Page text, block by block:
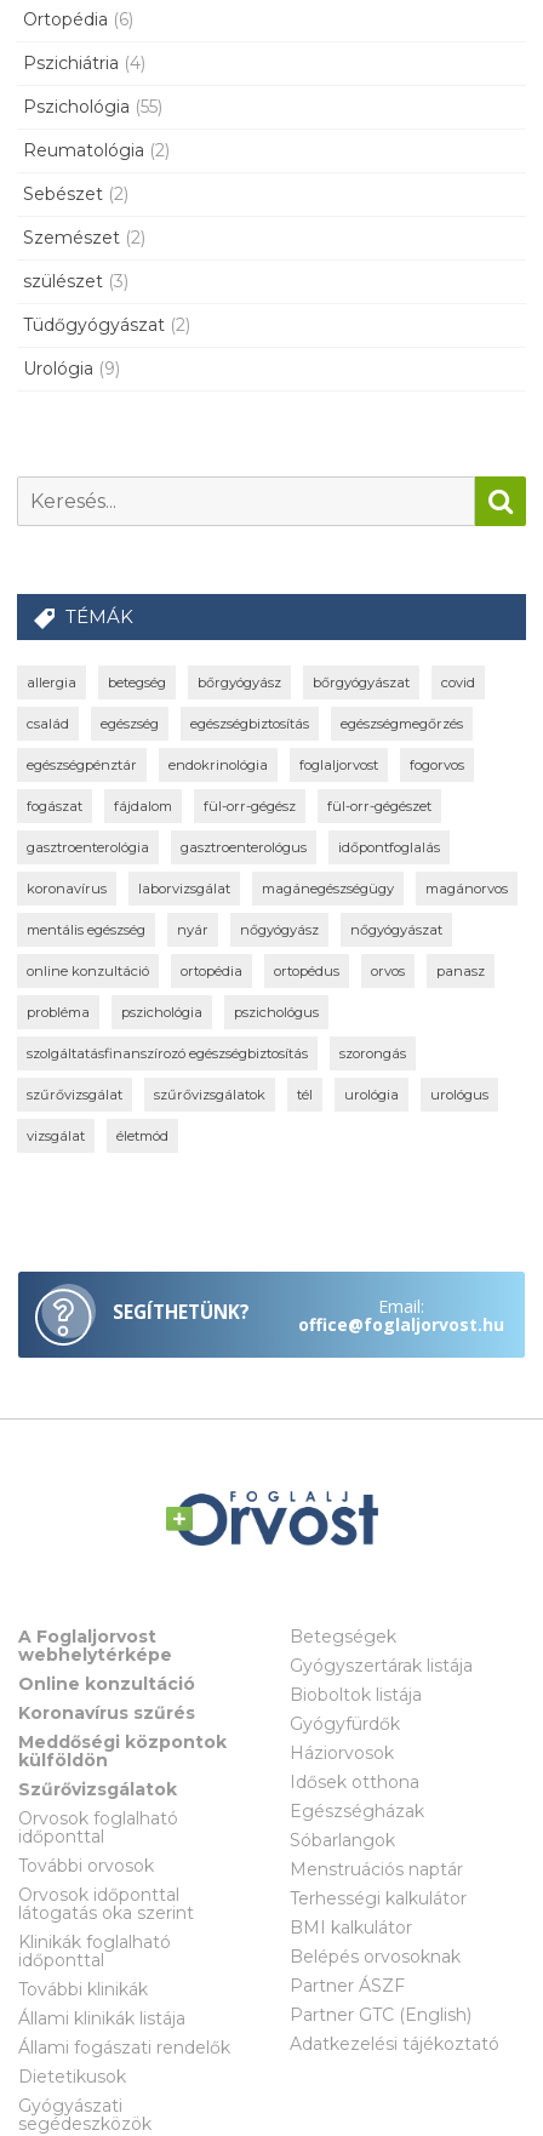
Ortopédia (6)
Pszichiátria (4)
Pszichológia (55)
Reumatológia (2)
Sebészet (2)
Szemészet (2)
szülészet (3)
Tüdőgyógyászat (2)
Urológia (9)
TÉMÁK
allergia betegség bőrgyógyász bőrgyógyászat covid
család egészség egészségbiztosítás egészségmegőrzés
egészségpénztár endokrinológia foglaljorvost fogorvos
fogászat fájdalom fül-orr-gégész fül-orr-gégészet
gasztroenterológia gasztroenterológus időpontfoglalás
koronavírus laborvizsgálat magánegészségügy magánorvos
mentális egészség nyár nőgyógyász nőgyógyászat
online konzultáció ortopédia ortopédus orvos panasz
probléma pszichológia pszichológus
szolgáltatásfinanszírozó egészségbiztosítás szorongás
szűrővizsgálat szűrővizsgálatok tél urológia urológus
vizsgálat életmód
SEGÍTHETÜNK? Email:
office@foglaljorvost.hu
A Foglaljorvost
webhelytérképe
Online konzultáció
Koronavírus szűrés
Meddőségi központok
külföldön
Szűrővizsgálatok
Orvosok foglalható
időponttal
További orvosok
Orvosok időponttal
látogatás oka szerint
Klinikák foglalható
időponttal
További klinikák
Állami klinikák listája
Állami fogászati rendelők
Dietetikusok
Gyógyászati
segédeszközök
Betegségek
Gyógyszertárak listája
Bioboltok listája
Gyógyfürdők
Háziorvosok
Idősek otthona
Egészségházak
Sóbarlangok
Menstruációs naptár
Terhességi kalkulátor
BMI kalkulátor
Belépés orvosoknak
Partner ÁSZF
Partner GTC (English)
Adatkezelési tájékoztató